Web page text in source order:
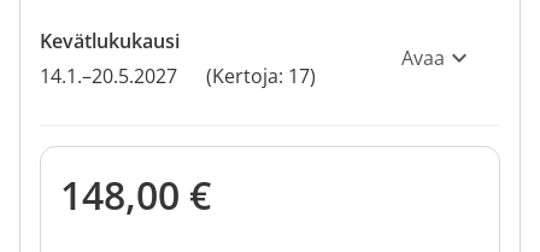
Kevätlukukausi
14.1.–20.5.2027
(Kertoja: 17)
Avaa
148,00 €